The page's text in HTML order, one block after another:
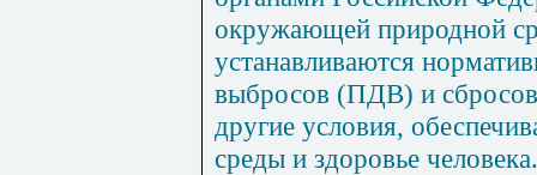
окружающей природной
устанавливаются
выбросов (ПДВ) и
другие условия,
среды и здоровье человека.